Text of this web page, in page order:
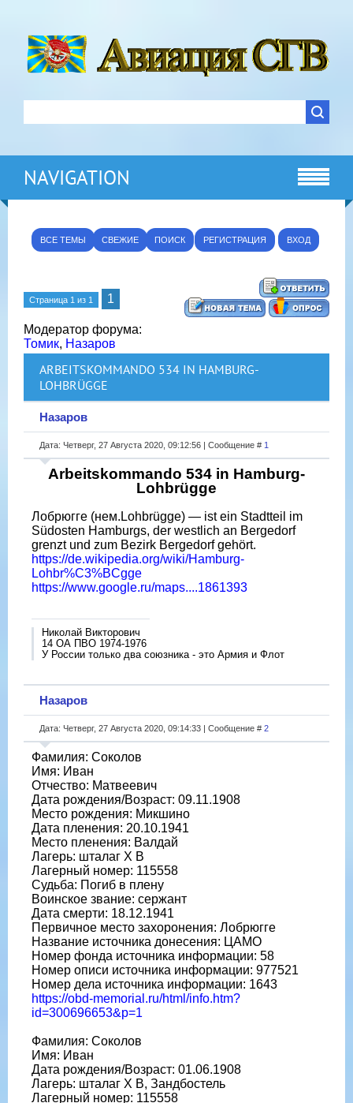
NAVIGATION
ВСЕ ТЕМЫ СВЕЖИЕ ПОИСК РЕГИСТРАЦИЯ ВХОД
Страница 1 из 1 1
Модератор форума:
Томик, Назаров
ARBEITSKOMMANDO 534 IN HAMBURG-
LOHBRÜGGE
Назаров
Дата: Четверг, 27 Августа 2020, 09:12:56 | Сообщение # 1
Arbeitskommando 534 in Hamburg-
Lohbrügge
Лобрюгге (нем.Lohbrügge) — ist ein Stadtteil im
Südosten Hamburgs, der westlich an Bergedorf
grenzt und zum Bezirk Bergedorf gehört.
https://de.wikipedia.org/wiki/Hamburg-
Lohbr%C3%BCgge
https://www.google.ru/maps....1861393
Николай Викторович
14 ОА ПВО 1974-1976
У России только два союзника - это Армия и Флот
Назаров
Дата: Четверг, 27 Августа 2020, 09:14:33 | Сообщение # 2
Фамилия: Соколов
Имя: Иван
Отчество: Матвеевич
Дата рождения/Возраст: 09.11.1908
Место рождения: Микшино
Дата пленения: 20.10.1941
Место пленения: Валдай
Лагерь: шталаг X B
Лагерный номер: 115558
Судьба: Погиб в плену
Воинское звание: сержант
Дата смерти: 18.12.1941
Первичное место захоронения: Лобрюгге
Название источника донесения: ЦАМО
Номер фонда источника информации: 58
Номер описи источника информации: 977521
Номер дела источника информации: 1643
https://obd-memorial.ru/html/info.htm?
id=300696653&p=1
Фамилия: Соколов
Имя: Иван
Дата рождения/Возраст: 01.06.1908
Лагерь: шталаг X B, Зандбостель
Лагерный номер: 115558